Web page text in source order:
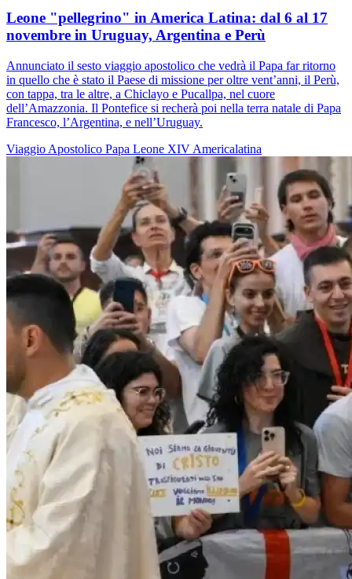
Leone "pellegrino" in America Latina: dal 6 al 17
novembre in Uruguay, Argentina e Perù
Annunciato il sesto viaggio apostolico che vedrà il Papa far ritorno
in quello che è stato il Paese di missione per oltre vent’anni, il Perù,
con tappa, tra le altre, a Chiclayo e Pucallpa, nel cuore
dell’Amazzonia. Il Pontefice si recherà poi nella terra natale di Papa
Francesco, l’Argentina, e nell’Uruguay.
Viaggio Apostolico Papa Leone XIV Americalatina